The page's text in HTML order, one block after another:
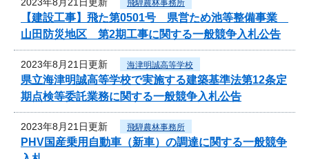
飛騨農林事務所
【建設工事】飛た第0501号 県営ため池等整備事業
山田防災地区 第2期工事に関する一般競争入札公告
2023年8月21日更新 海津明誠高等学校
県立海津明誠高等学校で実施する建築基準法第12条定
期点検等委託業務に関する一般競争入札公告
2023年8月21日更新 飛騨農林事務所
PHV国産乗用自動車（新車）の調達に関する一般競争